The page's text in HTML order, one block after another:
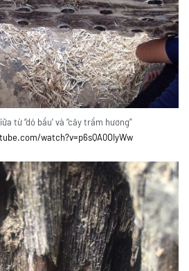
từ “dó bầu’ và “cây trầm hương”
watch?v=p6sQA0OIyWw